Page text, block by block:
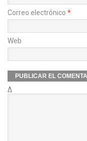
Correo electrónico *
Web
Δ